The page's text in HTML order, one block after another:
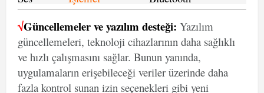
√Güncellemeler ve yazılım desteği: Yazılım
güncellemeleri, teknoloji cihazlarının daha sağlıklı
ve hızlı çalışmasını sağlar. Bunun yanında,
uygulamaların erişebileceği veriler üzerinde daha
fazla kontrol sunan izin seçenekleri gibi yeni